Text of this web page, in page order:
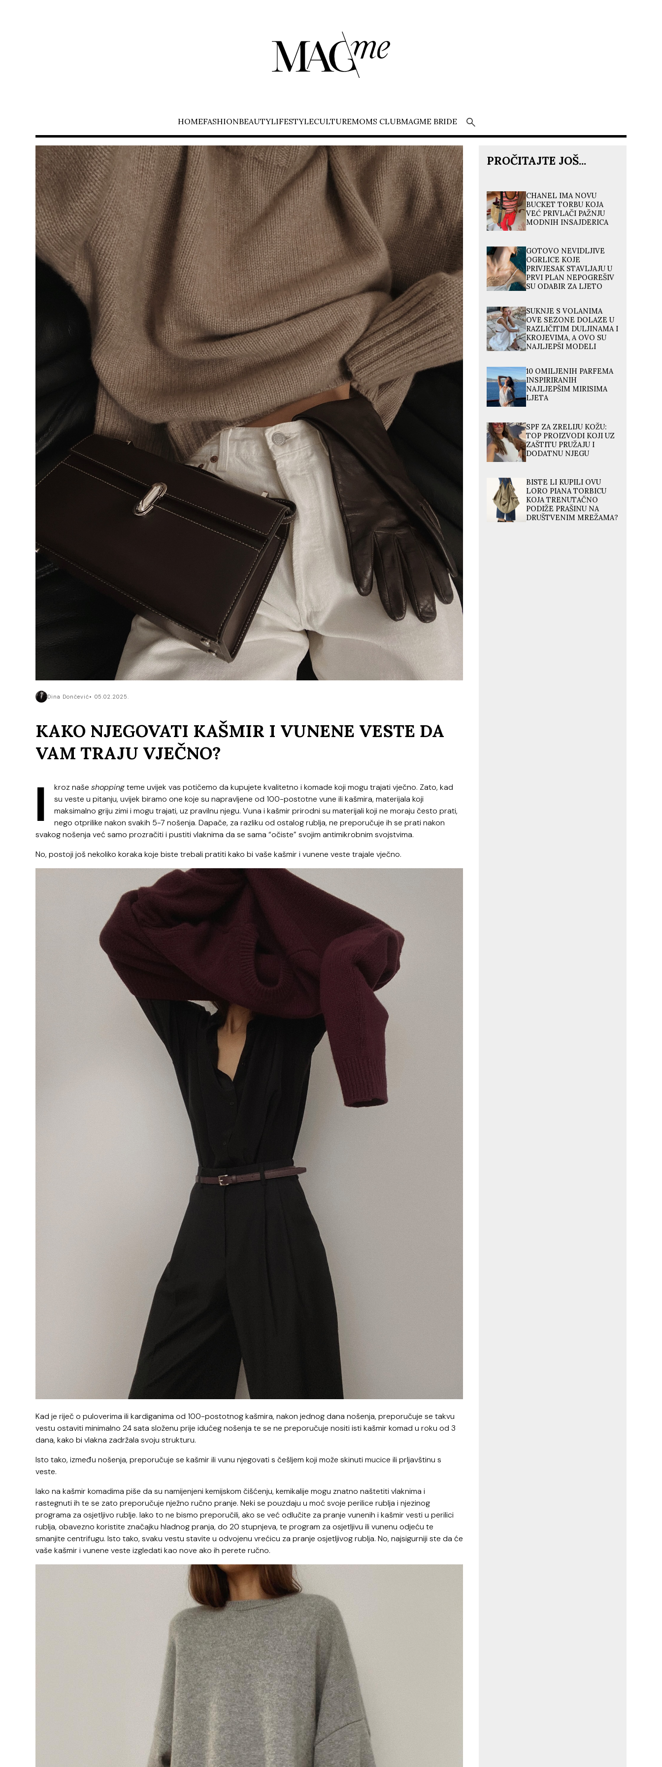
HOMEFASHIONBEAUTYLIFESTYLECULTUREMOMS CLUBMAGME BRIDE
Dina Dončević 05.02.2025.
KAKO NJEGOVATI KAŠMIR I VUNENE VESTE DA
VAM TRAJU VJEČNO?
I kroz naše shoppingteme uvijek vas potičemo da kupujete kvalitetno i komade koji mogu trajati vječno. Zato, kad
su veste u pitanju, uvijek biramo one koje su napravljene od 100-postotne vune ili kašmira, materijala koji
maksimalno griju zimi i mogu trajati, uz pravilnu njegu. Vuna i kašmir prirodni su materijali koji ne moraju često prati,
nego otprilike nakon svakih 5-7 nošenja. Dapače, za razliku od ostalog rublja, ne preporučuje ih se prati nakon
svakog nošenja već samo prozračiti i pustiti vlaknima da se sama “očiste” svojim antimikrobnim svojstvima.
No, postoji još nekoliko koraka koje biste trebali pratiti kako bi vaše kašmir i vunene veste trajale vječno.
Kad je riječ o puloverima ili kardiganima od 100-postotnog kašmira, nakon jednog dana nošenja, preporučuje se takvu
vestu ostaviti minimalno 24 sata složenu prije idućeg nošenja te se ne preporučuje nositi isti kašmir komad u roku od 3
dana, kako bi vlakna zadržala svoju strukturu.
Isto tako, između nošenja, preporučuje se kašmir ili vunu njegovati s češljem koji može skinuti mucice ili prljavštinu s
veste.
Iako na kašmir komadima piše da su namijenjeni kemijskom čišćenju, kemikalije mogu znatno naštetiti vlaknima i
rastegnuti ih te se zato preporučuje nježno ručno pranje. Neki se pouzdaju u moć svoje perilice rublja i njezinog
programa za osjetljivo rublje. Iako to ne bismo preporučili, ako se već odlučite za pranje vunenih i kašmir vesti u perilici
rublja, obavezno koristite značajku hladnog pranja, do 20 stupnjeva, te program za osjetljivu ili vunenu odjeću te
smanjite centrifugu. Isto tako, svaku vestu stavite u odvojenu vrećicu za pranje osjetljivog rublja. No, najsigurniji ste da će
vaše kašmir i vunene veste izgledati kao nove ako ih perete ručno.
PROČITAJTE JOŠ...
CHANEL IMA NOVU
BUCKET TORBU KOJA
VEĆ PRIVLAČI PAŽNJU
MODNIH INSAJDERICA
GOTOVO NEVIDLJIVE
OGRLICE KOJE
PRIVJESAK STAVLJAJU U
PRVI PLAN NEPOGREŠIV
SU ODABIR ZA LJETO
SUKNJE S VOLANIMA
OVE SEZONE DOLAZE U
RAZLIČITIM DULJINAMA I
KROJEVIMA, A OVO SU
NAJLJEPŠI MODELI
10 OMILJENIH PARFEMA
INSPIRIRANIH
NAJLJEPŠIM MIRISIMA
LJETA
SPF ZA ZRELIJU KOŽU:
TOP PROIZVODI KOJI UZ
ZAŠTITU PRUŽAJU I
DODATNU NJEGU
BISTE LI KUPILI OVU
LORO PIANA TORBICU
KOJA TRENUTAČNO
PODIŽE PRAŠINU NA
DRUŠTVENIM MREŽAMA?